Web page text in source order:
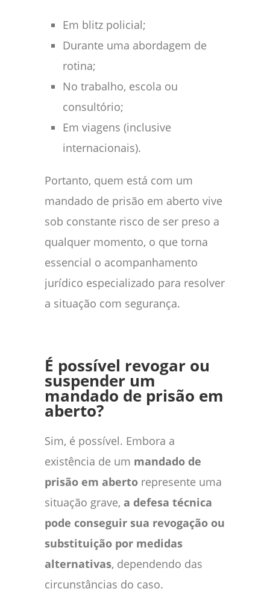
Em blitz policial;
Durante uma abordagem de
rotina;
No trabalho, escola ou
consultório;
Em viagens (inclusive
internacionais).
Portanto, quem está com um
mandado de prisão em aberto vive
sob constante risco de ser preso a
qualquer momento, o que torna
essencial o acompanhamento
jurídico especializado para resolver
a situação com segurança.
É possível revogar ou
suspender um
mandado de prisão em
aberto?
Sim, é possível. Embora a
existência de um mandado de
prisão em aberto represente uma
situação grave, a defesa técnica
pode conseguir sua revogação ou
substituição por medidas
alternativas, dependendo das
circunstâncias do caso.